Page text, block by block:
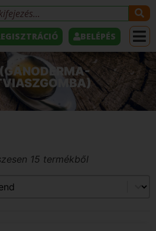
BELÉPÉS
15 termékből